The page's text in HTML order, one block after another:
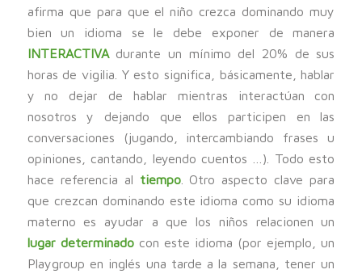
afirma que para que el niño crezca dominando muy
bien un idioma se le debe exponer de manera
INTERACTIVAdurante un mínimo del 20% de sus
horas de vigilia. Y esto significa, básicamente, hablar
y no dejar de hablar mientras interactúan con
nosotros y dejando que ellos participen en las
conversaciones (jugando, intercambiando frases u
opiniones, cantando, leyendo cuentos …). Todo esto
hace referencia al tiempo. Otro aspecto clave para
que crezcan dominando este idioma como su idioma
materno es ayudar a que los niños relacionen un
lugar determinadocon este idioma (por ejemplo, un
Playgroup en inglés una tarde a la semana, tener un